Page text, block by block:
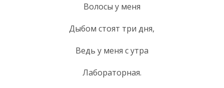
Волосы у меня
Дыбом стоят три дня,
Ведь у меня с утра
Лабораторная.